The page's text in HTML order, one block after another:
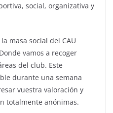
social, organizativa y
masa social del CAU
vamos a recoger
del club. Este
durante una semana
vuestra valoración y
totalmente anónimas.